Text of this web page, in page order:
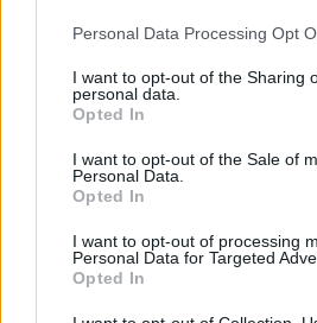
Please note that this website/app
not limited to your visit or usage
grant or deny consent to Google and
use your data for below specified
consent section.
Personal Data Processing Opt
I want to opt-out of the Sharing
personal data.
Opted In
I want to opt-out of the Sale of
Personal Data.
Opted In
I want to opt-out of processing
Personal Data for Targeted
Opted In
testmozgásnak? Mi az
dr. Farkas Kitti•2021. szeptember 09.
Az orvosi ajánlás egészségünk
a rendszeresen végzett heti
fogyni akarunk, akkor
90 percig tartó edzés javasolt.
sokszor én is – érzem úgy, ha
40-60-90 percet egyszerre,